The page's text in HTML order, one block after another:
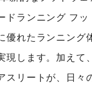
ドランニング フ
優れたランニン
します。加えて
スリートが、日